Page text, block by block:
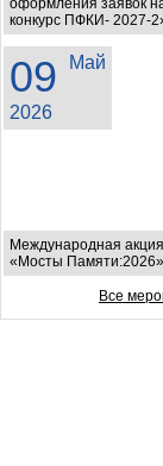
конкурс ПФКИ- 2027-
09 Май
2026
Международная акция
«Мосты Памяти:2026»
Все